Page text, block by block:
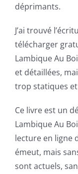
déprimants.
J’ai trouvé
télécharger
Lambique Au
et détaillées,
trop statiques
Ce livre est un
Lambique Au
lecture en ligne
émeut, mais
sont actuels,